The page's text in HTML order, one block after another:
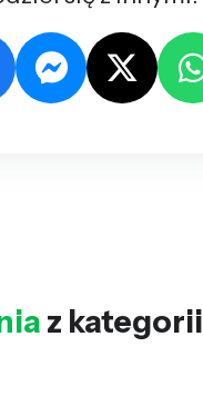
z kategorii